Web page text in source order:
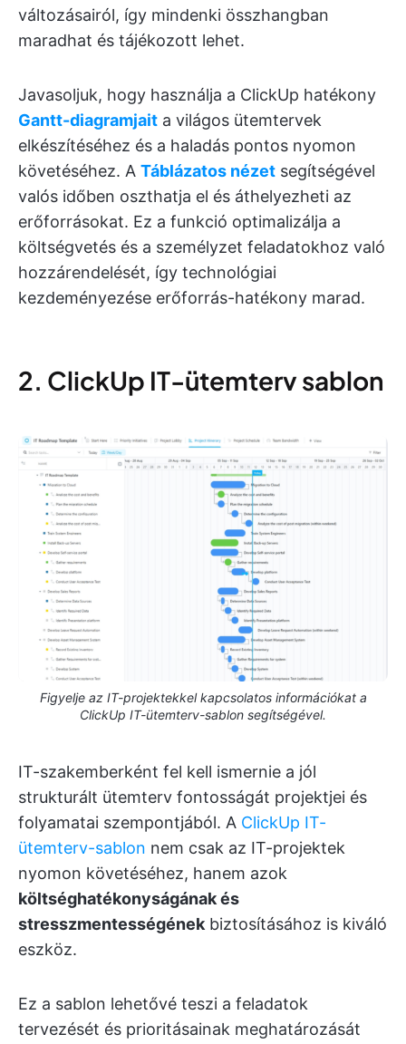
változásairól, így mindenki összhangban
maradhat és tájékozott lehet.
Javasoljuk, hogy használja a ClickUp hatékony
Gantt-diagramjait a világos ütemtervek
elkészítéséhez és a haladás pontos nyomon
követéséhez. A Táblázatos nézet segítségével
valós időben oszthatja el és áthelyezheti az
erőforrásokat. Ez a funkció optimalizálja a
költségvetés és a személyzet feladatokhoz való
hozzárendelését, így technológiai
kezdeményezése erőforrás-hatékony marad.
2. ClickUp IT-ütemterv sablon
Figyelje az IT-projektekkel kapcsolatos információkat a
ClickUp IT-ütemterv-sablon segítségével.
IT-szakemberként fel kell ismernie a jól
strukturált ütemterv fontosságát projektjei és
folyamatai szempontjából. A ClickUp IT-
ütemterv-sablon nem csak az IT-projektek
nyomon követéséhez, hanem azok
költséghatékonyságának és
stresszmentességénekbiztosításához is kiváló
eszköz.
Ez a sablon lehetővé teszi a feladatok
tervezését és prioritásainak meghatározását